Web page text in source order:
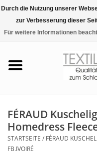
Tag & Nachtwäsche
FÉRAUD
Homedress
STARTSEITE / FÉRAUD
FB.IVOIRÉ
Durch die Nutzung unserer
zur Verbesserung dieser
Für weitere Informationen